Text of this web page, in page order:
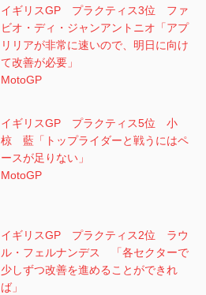
イギリスGP プラクティス3位 ファ
ビオ・ディ・ジャンアントニオ「アプ
リリアが非常に速いので、明日に向け
て改善が必要」
MotoGP
イギリスGP プラクティス5位 小
椋 藍「トップライダーと戦うにはペ
ースが足りない」
MotoGP
イギリスGP プラクティス2位 ラウ
ル・フェルナンデス 「各セクターで
少しずつ改善を進めることができれ
ば」